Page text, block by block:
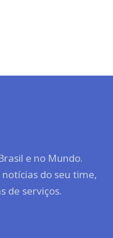
e no Mundo.
do seu time,
de serviços.